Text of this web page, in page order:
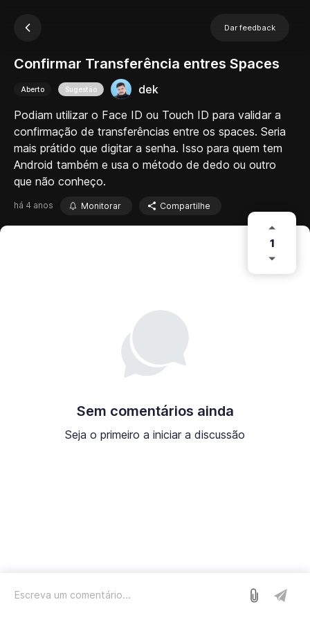
Dar feedback
Confirmar Transferência entres Spaces
Aberto Sugestão
dek
Podiam utilizar o Face ID ou Touch ID para validar a
confirmação de transferências entre os spaces. Seria
mais prátido que digitar a senha. Isso para quem tem
Android também e usa o método de dedo ou outro
que não conheço.
há 4 anos Monitorar Compartilhe
1
Sem comentários ainda
Seja o primeiro a iniciar a discussão
Nós usamos o Sleekplan